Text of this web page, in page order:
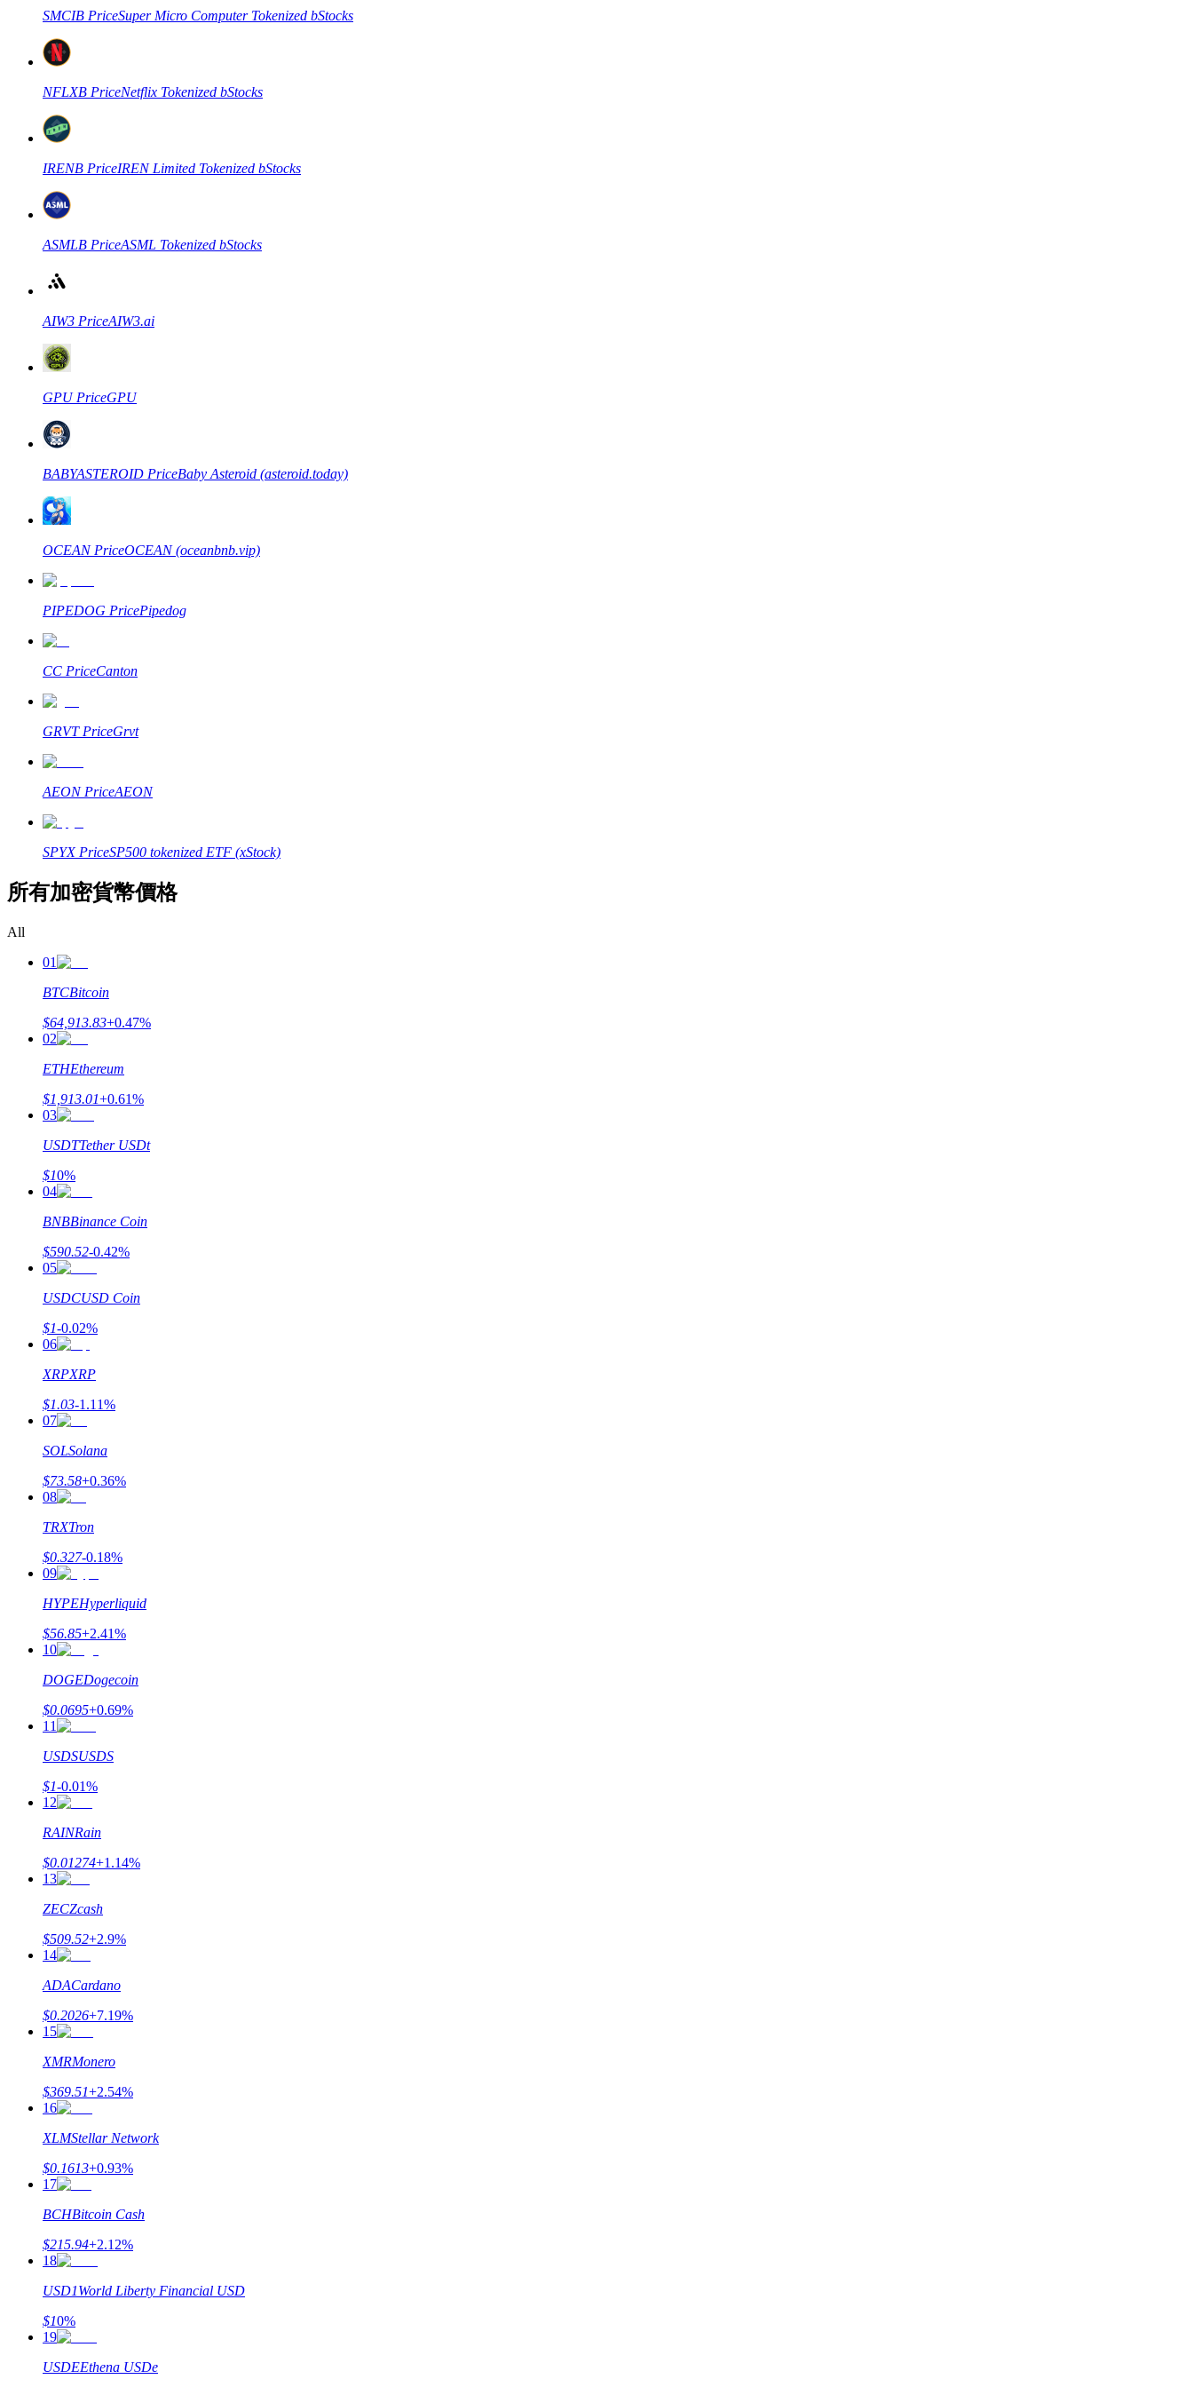
USDC永續
多種以USDC結算的永續合約
跟單
成為跟單交易員
合約資訊
包含交易情況等的大數據分析
合約指南
交易策略
增值寶
使您的資產穩定增值
一鍵質押鎖定高收益
Launchpool
活期質押獲得熱門資產
借貸寶
借貸數字貨幣，及時且安全的服務
SMCIB PriceSuper Micro Computer Tokenized bStocks
NFLXB PriceNetflix Tokenized bStocks
IRENB PriceIREN Limited Tokenized bStocks
ASMLB PriceASML Tokenized bStocks
AIW3 PriceAIW3.ai
GPUPriceGPU
BABYASTEROID PriceBaby Asteroid (asteroid.today)
OCEANPriceOCEAN (oceanbnb.vip)
PIPEDOG PricePipedog
CC PriceCanton
GRVTPriceGrvt
AEONPriceAEON
SPYXPriceSP500 tokenized ETF (xStock)
所有加密貨幣價格
All
01
BTCBitcoin
$64,913.83+0.47%
02
ETHEthereum
$1,913.01+0.61%
03
USDTTether USDt
$10%
04
BNBBinance Coin
$590.52-0.42%
05
USDCUSD Coin
$1-0.02%
06
XRPXRP
$1.03-1.11%
07
SOLSolana
$73.58+0.36%
08
TRXTron
$0.327-0.18%
09
HYPEHyperliquid
$56.85+2.41%
10
DOGEDogecoin
$0.0695+0.69%
11
USDSUSDS
$1-0.01%
12
RAINRain
$0.01274+1.14%
13
ZECZcash
$509.52+2.9%
14
ADACardano
$0.2026+7.19%
15
XMRMonero
$369.51+2.54%
16
XLMStellar Network
$0.1613+0.93%
17
BCHBitcoin Cash
$215.94+2.12%
18
USD1World Liberty Financial USD
$10%
19
USDEEthena USDe